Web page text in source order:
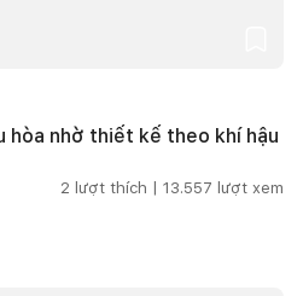
hòa nhờ thiết kế theo khí hậu
2 lượt thích | 13.557 lượt xem